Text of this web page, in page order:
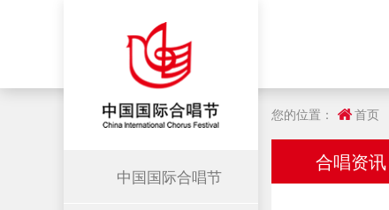
中国国际合唱节
您的位置： 首页
合唱资讯